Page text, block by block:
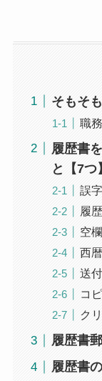
そもそ
職
履歴書
と【7つ】
誤
履
空欄
西
送
コ
ク
履歴書
履歴書